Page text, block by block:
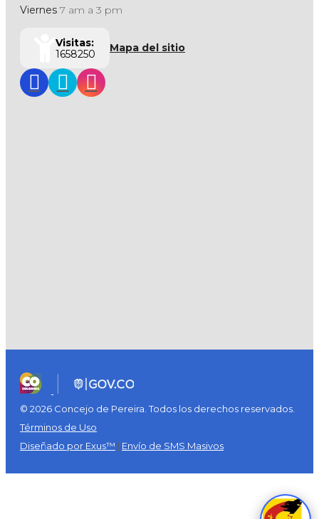
Viernes 7 am a 3 pm
Visitas:
1658250
Mapa del sitio
© 2026 Concejo de Pereira. Todos los derechos reservados.
Términos de Uso
Diseñado por Exus™ | Envío de SMS Masivos